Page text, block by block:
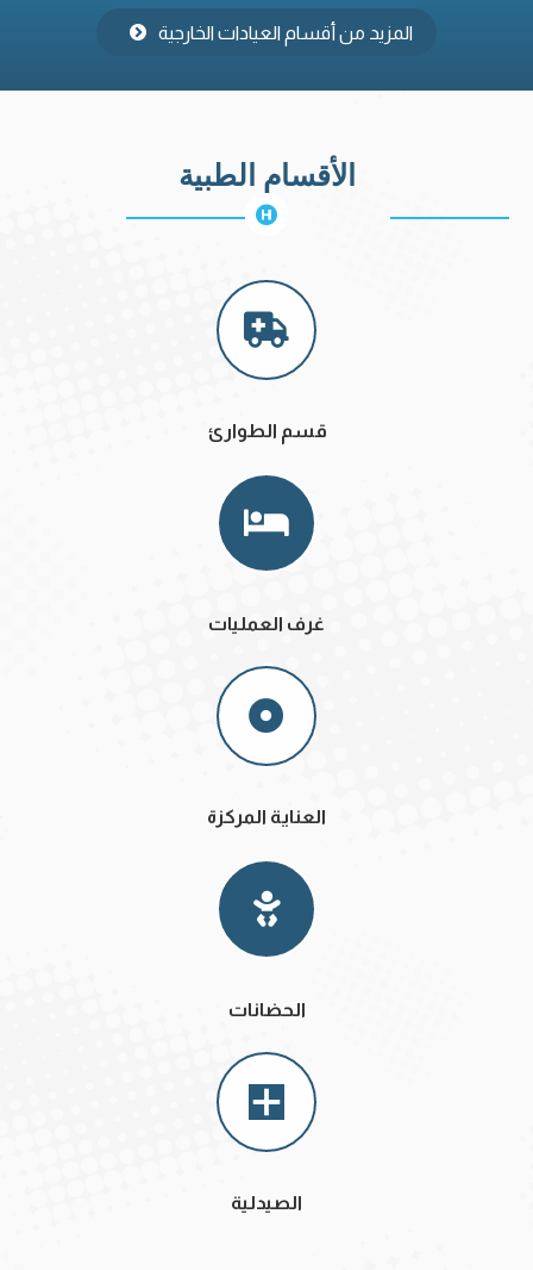
المزيد من أقسام العيادات الخارجية
الأقسام الطبية
قسم الطوارئ
غرف العمليات
العناية المركزة
الحضانات
الصيدلية